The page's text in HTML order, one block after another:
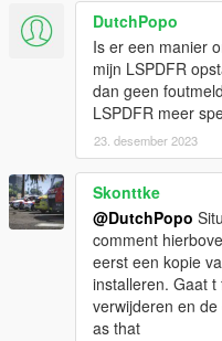
DutchPopo
Is er een manier
mijn LSPDFR
dan geen
LSPDFR meer
23. desember 2023
Skonttke
@DutchPopo
comment
eerst een kopie
installeren. Gaat
verwijderen en
as that